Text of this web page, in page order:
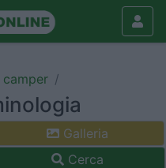
Galleria
Cerca